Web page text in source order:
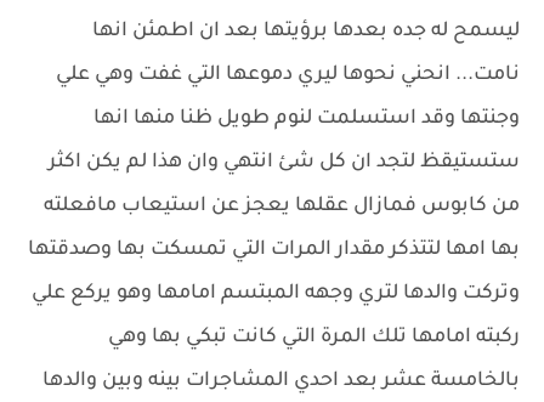
ليسمح له جده بعدها برؤيتها بعد ان اطمئن انها
نامت... انحني نحوها ليري دموعها التي غفت وهي علي
وجنتها وقد استسلمت لنوم طويل ظنا منها انها
ستستيقظ لتجد ان كل شئ انتهي وان هذا لم يكن اكثر
من كابوس فمازال عقلها يعجز عن استيعاب مافعلته
بها امها لتتذكر مقدار المرات التي تمسكت بها وصدقتها
وتركت والدها لتري وجهه المبتسم امامها وهو يركع علي
ركبته امامها تلك المرة التي كانت تبكي بها وهي
بالخامسة عشر بعد احدي المشاجرات بينه وبين والدها